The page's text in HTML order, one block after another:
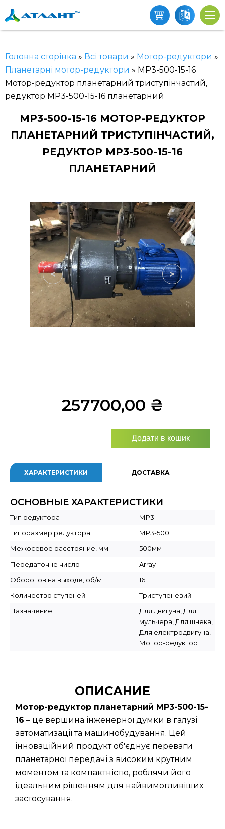
Головна сторінка » Всі товари » Мотор-редуктори »
Планетарні мотор-редуктори » МР3-500-15-16
Мотор-редуктор планетарний триступінчастий,
редуктор МР3-500-15-16 планетарний
МР3-500-15-16 МОТОР-РЕДУКТОР
ПЛАНЕТАРНИЙ ТРИСТУПІНЧАСТИЙ,
РЕДУКТОР МР3-500-15-16
ПЛАНЕТАРНИЙ
< >
257700,00 ₴
Додати в кошик
ХАРАКТЕРИСТИКИ ДОСТАВКА
ОСНОВНЫЕ ХАРАКТЕРИСТИКИ
Тип редуктора
МР3
Типоразмер редуктора
МР3-500
Межосевое расстояние, мм
500мм
Передаточне число
Array
Оборотов на выходе, об/м
16
Количество ступеней
Триступеневий
Назначение
Для двигуна, Для
мульчера, Для шнека,
Для електродвигуна,
Мотор-редуктор
ОПИСАНИЕ
Мотор-редуктор планетарний МР3-500-15-
16 – це вершина інженерної думки в галузі
автоматизації та машинобудування. Цей
інноваційний продукт об'єднує переваги
планетарної передачі з високим крутним
моментом та компактністю, роблячи його
ідеальним рішенням для найвимогливіших
застосування.